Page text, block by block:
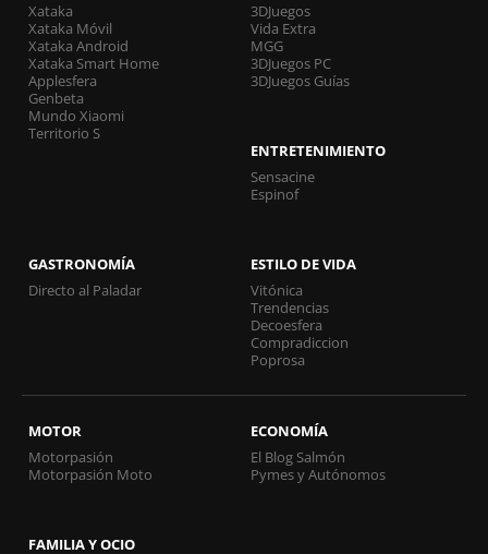
Xataka
Xataka Móvil
Xataka Android
Xataka Smart Home
Applesfera
Genbeta
Mundo Xiaomi
Territorio S
3DJuegos
Vida Extra
MGG
3DJuegos PC
3DJuegos Guías
ENTRETENIMIENTO
Sensacine
Espinof
GASTRONOMÍA
Directo al Paladar
ESTILO DE VIDA
Vitónica
Trendencias
Decoesfera
Compradiccion
Poprosa
MOTOR
Motorpasión
Motorpasión Moto
ECONOMÍA
El Blog Salmón
Pymes y Autónomos
FAMILIA Y OCIO